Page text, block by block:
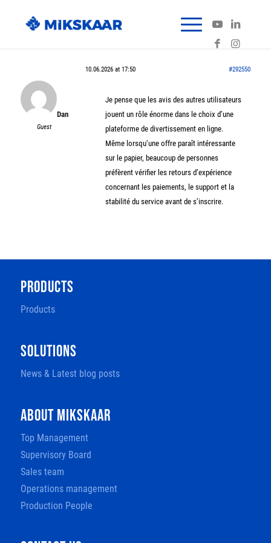
10.06.2026 at 17:50 #292550
Dan
Guest
Je pense que les avis des autres utilisateurs
jouent un rôle énorme dans le choix d’une
plateforme de divertissement en ligne.
Même lorsqu’une offre paraît intéressante
sur le papier, beaucoup de personnes
préfèrent vérifier les retours d’expérience
concernant les paiements, le support et la
stabilité du service avant de s’inscrire.
PRODUCTS
Products
SOLUTIONS
News & Latest blog posts
ABOUT MIKSKAAR
Top Management
Supervisory Board
Sales team
Operations management
Production People